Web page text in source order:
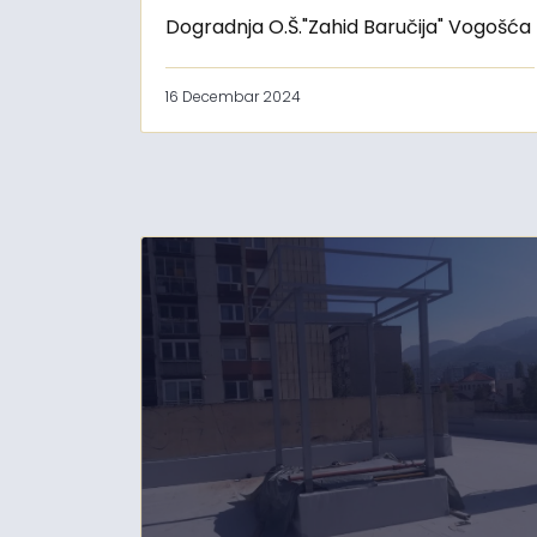
Dogradnja O.Š."Zahid Baručija" Vogošća
16 Decembar 2024